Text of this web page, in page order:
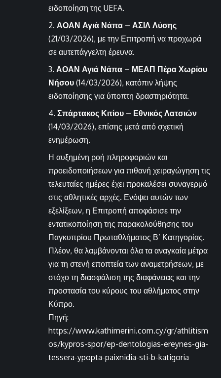
ειδοποίηση της UEFA.
ΑΟΑΝ Αγιά Νάπα – ΑΣΙΛ Λύσης
(21/03/2026), με την Επιτροπή να προχωρά
σε αυτεπάγγελτη έρευνα.
ΑΟΑΝ Αγιά Νάπα – ΜΕΑΠ Πέρα Χωρίου
Νήσου (14/03/2026), κατόπιν λήψης
ειδοποίησης για ύποπτη δραστηριότητα.
Σπάρτακος Κιτίου – Εθνικός Λατσιών
(14/03/2026), επίσης μετά από σχετική
ενημέρωση.
Η αυξημένη ροή πληροφοριών και
προειδοποιήσεων για πιθανή χειραγώγηση τις
τελευταίες ημέρες έχει προκαλέσει συναγερμό
στις αθλητικές αρχές. Ενόψει αυτών των
εξελίξεων, η Επιτροπή αποφάσισε την
εντατικοποίηση της παρακολούθησης του
Παγκυπρίου Πρωταθλήματος Β’ Κατηγορίας.
Πλέον, θα λαμβάνονται όλα τα αναγκαία μέτρα
για τη στενή εποπτεία των αναμετρήσεων, με
στόχο τη διασφάλιση της διαφάνειας και την
προστασία του κύρους του αθλήματος στην
Κύπρο.
Πηγή:
https://www.kathimerini.com.cy/gr/athlitism
os/kypros-spor/ep-dentologias-ereynes-gia-
tessera-ypopta-paixnidia-sti-b-katigoria